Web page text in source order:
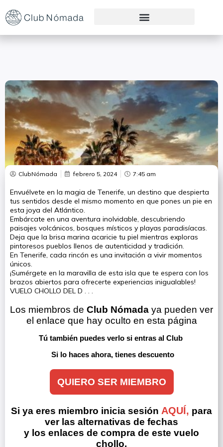
ClubNómada febrero 5, 2024 7:45 am
Envuélvete en la magia de Tenerife, un destino que despierta
tus sentidos desde el mismo momento en que pones un pie en
esta joya del Atlántico.
Embárcate en una aventura inolvidable, descubriendo
paisajes volcánicos, bosques místicos y playas paradisíacas.
Deja que la brisa marina acaricie tu piel mientras exploras
pintoresos pueblos llenos de autenticidad y tradición.
En Tenerife, cada rincón es una invitación a vivir momentos
únicos.
¡Sumérgete en la maravilla de esta isla que te espera con los
brazos abiertos para ofrecerte experiencias inigualables!
VUELO CHOLLO DEL D . . .
Los miembros de Club Nómada ya pueden ver
el enlace que hay oculto en esta página
Tú también puedes verlo si entras al Club
Si lo haces ahora, tienes descuento
QUIERO SER MIEMBRO
Si ya eres miembro inicia sesión AQUÍ, para
ver las alternativas de fechas
y los enlaces de compra de este vuelo
chollo.